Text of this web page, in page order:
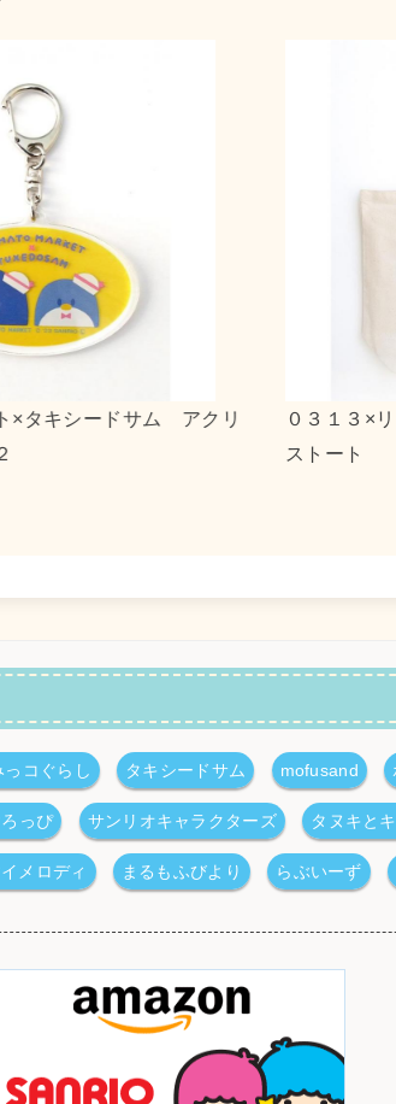
ーズ キャンバ
ｎｓｎ×ポチャッコ ア
っコぐらし タキシードサム mofusand
っぴ サンリオキャラクターズ タヌキと
メロディ まるもふびより らぶいーず